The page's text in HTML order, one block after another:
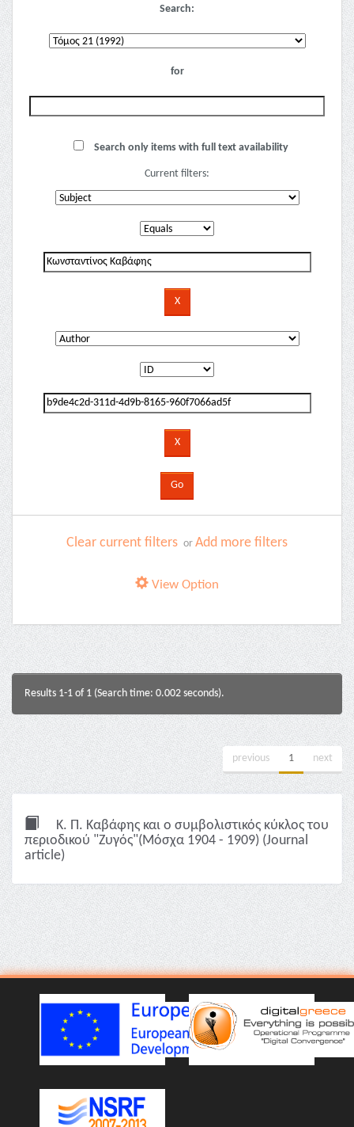
Search:
for
Search only items with full text availability
Current filters:
Clear current filters or Add more filters
View Option
Results 1-1 of 1 (Search time: 0.002 seconds).
previous 1 next
Κ. Π. Καβάφης και ο συμβολιστικός κύκλος του
περιοδικού "Ζυγός"(Μόσχα 1904 - 1909) (Journal
article)